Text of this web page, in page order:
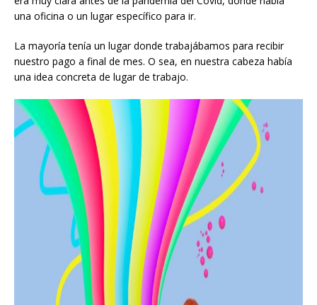
una oficina o un lugar específico para ir.
La mayoría tenía un lugar donde trabajábamos para recibir
nuestro pago a final de mes. O sea, en nuestra cabeza había
una idea concreta de lugar de trabajo.